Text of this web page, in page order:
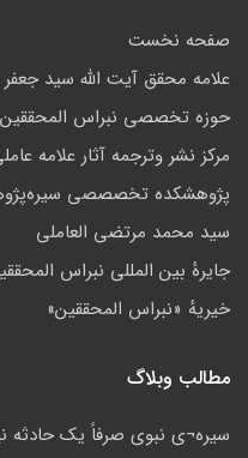
صفحه نخست
علامه محقق آیت الله سید
حوزه تخصصی نبراس المحققین
مركز نشر وترجمه آثار علامه
پژوهشكده تخصصصى
سید محمد مرتضی العاملی
جايرهٔ بین المللی نبراس
خيريهٔ «نبراس المحققين»
مطالب وبلاگ
سيره¬ى نبوى صرفاً يک